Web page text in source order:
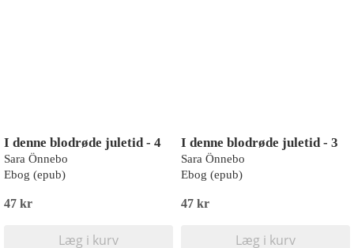
I denne blodrøde juletid - 4
Sara Önnebo
Ebog (epub)
47 kr
Læg i kurv
I denne blodrøde juletid - 3
Sara Önnebo
Ebog (epub)
47 kr
Læg i kurv